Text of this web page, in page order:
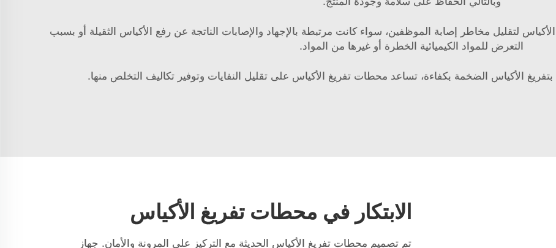
لتقليل مخاطر إصابة الموظفين، سواء كانت مرتبطة بالإجهاد والإصابات الناتجة عن رفع الأكياس الثقيلة أو بسبب
التعرض للمواد الكيميائية الخطرة أو غيرها من المواد.
الابتكار في محطات تفريغ الأكياس
تم تصميم محطات تفريغ الأكياس الحديثة مع التركيز على المرونة والأمان. جهاز